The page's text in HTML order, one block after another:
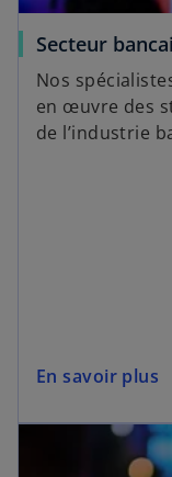
Secteur
Nos
en œuvre des
de l’industrie
En savoir plus